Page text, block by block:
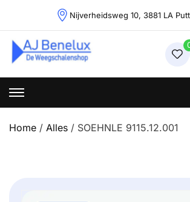
content
Nijverheidsweg 10, 3881 LA
Weegschalenshop |
Weegoplossingen
Home / Alles / SOEHNLE 9115.12.001